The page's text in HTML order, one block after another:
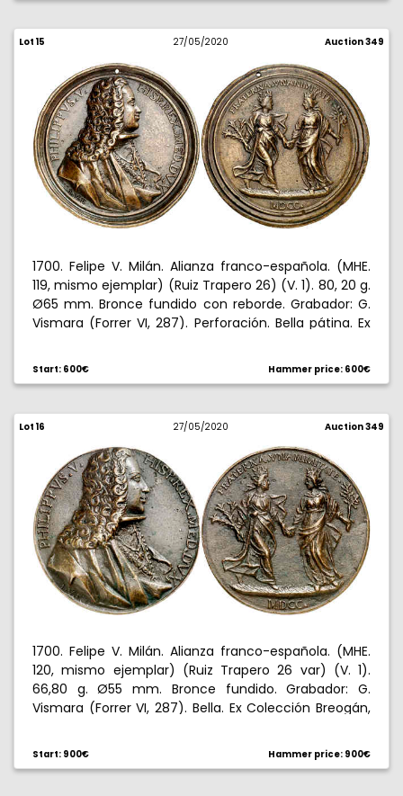
marqués de Bedmar recibió el acatamiento y
homenaje de Brabante a Felipe V.
Louis XIV had occupied the main strongholds of the
Netherlands. On February 21, 1702, the Marquis of
Bedmar received Brabant's compliance and homage
to Felipe V.
Lot 15 27/05/2020 Auction 349
1700. Felipe V. Milán. Alianza franco-española. (MHE.
119, mismo ejemplar) (Ruiz Trapero 26) (V. 1). 80, 20 g.
Ø65 mm. Bronce fundido con reborde. Grabador: G.
Vismara (Forrer VI, 287). Perforación. Bella pátina. Ex
Start: 600€ Hammer price: 600€
Lot 16 27/05/2020 Auction 349
1700. Felipe V. Milán. Alianza franco-española. (MHE.
120, mismo ejemplar) (Ruiz Trapero 26 var) (V. 1).
66,80 g. Ø55 mm. Bronce fundido. Grabador: G.
Vismara (Forrer VI, 287). Bella. Ex Colección Breogán,
Start: 900€ Hammer price: 900€